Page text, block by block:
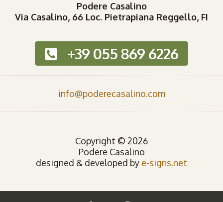
Podere Casalino
Via Casalino, 66 Loc. Pietrapiana Reggello, FI
+39 055 869 6226
info@poderecasalino.com
Copyright © 2026
Podere Casalino
designed & developed by e-signs.net